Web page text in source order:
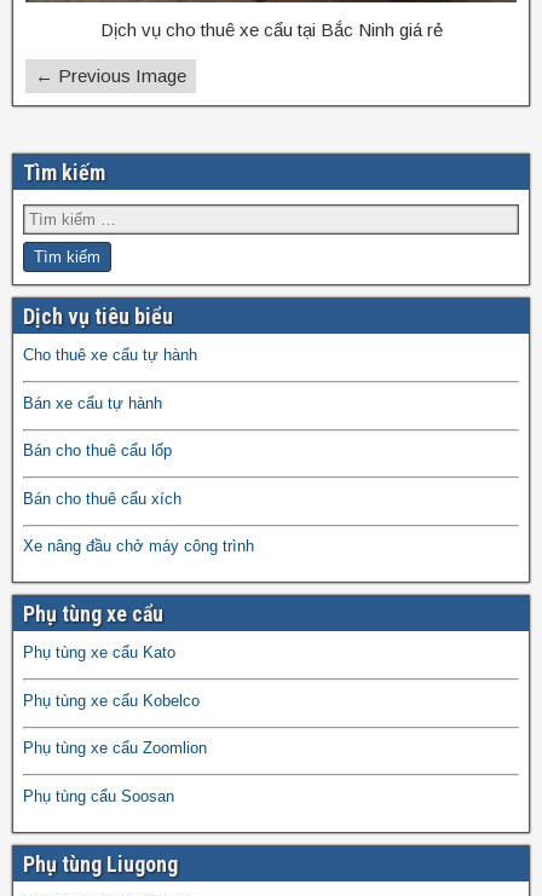
Dịch vụ cho thuê xe cẩu tại Bắc Ninh giá rẻ
← Previous Image
Tìm kiếm
Dịch vụ tiêu biểu
Cho thuê xe cẩu tự hành
Bán xe cẩu tự hành
Bán cho thuê cẩu lốp
Bán cho thuê cẩu xích
Xe nâng đầu chở máy công trình
Phụ tùng xe cẩu
Phụ tùng xe cẩu Kato
Phụ tùng xe cẩu Kobelco
Phụ tùng xe cẩu Zoomlion
Phụ tùng cẩu Soosan
Phụ tùng Liugong